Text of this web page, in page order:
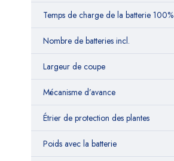
Temps de charge de la batterie 100%
Nombre de batteries incl.
Largeur de coupe
Mécanisme d’avance
Étrier de protection des plantes
Poids avec la batterie